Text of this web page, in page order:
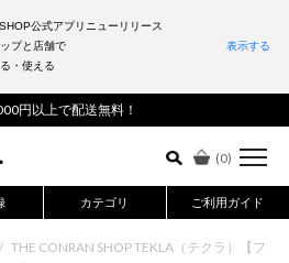
円以上で配送無料！
(0)
カテゴリ ご利用ガイド
詳細検索はこちら
/ THE CONRAN SHOP TEKLA（テクラ）【フ
公式アプリニューリリース
プと店舗で
・使える
表示する